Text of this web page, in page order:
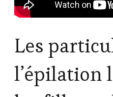
Les
l’épilation